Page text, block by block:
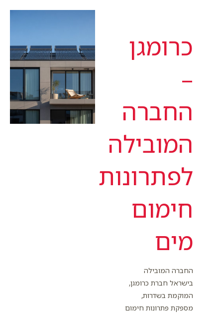
כרומגן
–
החברה
המובילה
לפתרונות
חימום
מים
החברה המובילה
בישראל חברת כרומגן,
המוקמת בשדרות,
מספקת פתרונות חימום